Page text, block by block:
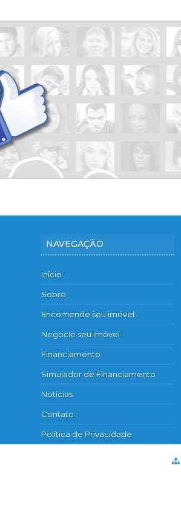
NAVEGAÇÃO
Início
Sobre
Encomende seu imóvel
Negocie seu Imóvel
Financiamento
Simulador de Financiamento
Notícias
Contato
Política de Privacidade